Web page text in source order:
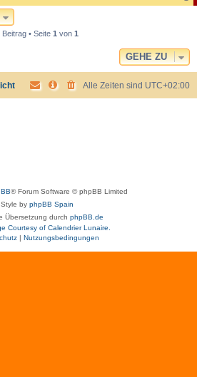
a
Beitrag • Seite 1 von 1
GEHE ZU
Alle Zeiten sind UTC+02:00
® Forum Software © phpBB Limited
Style by phpBB Spain
Übersetzung durch phpBB.de
Courtesy of Calendrier Lunaire.
| Nutzungsbedingungen